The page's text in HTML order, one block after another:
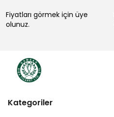
Fiyatları görmek için üye
olunuz.
Kategoriler